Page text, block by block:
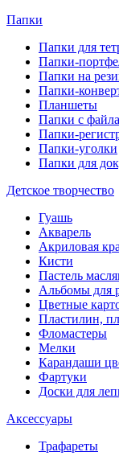
Папки
Папки для
Папки-
Папки на
Папки-
Планшеты
Папки с
Папки-
Папки-уголки
Папки для
Детское творчество
Гуашь
Акварель
Акриловая
Кисти
Пастель
Альбомы для
Цветные
Пластилин,
Фломастеры
Мелки
Карандаши
Фартуки
Доски для
Аксессуары
Трафареты